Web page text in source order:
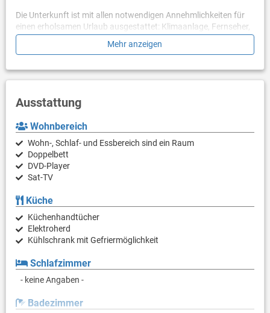
Die Unterkunft ist mit allen notwendigen Annehmlichkeiten für
einen erholsamen Urlaub ausgestattet: Klimaanlage, Fernseher,
Internet. Parkplatz zu Ihren Diensten.
tauchen Sie überall in die unberührte Natur ein. Erkunden Sie die
lassen? Buchen Sie Unterkunft Leonardo, solange noch
verfügbar.
Mehr anzeigen
Ausstattung
Wohnbereich
Wohn-, Schlaf- und Essbereich sind ein Raum
Doppelbett
DVD-Player
Sat-TV
Küche
Küchenhandtücher
Elektroherd
Kühlschrank mit Gefriermöglichkeit
Schlafzimmer
- keine Angaben -
Badezimmer